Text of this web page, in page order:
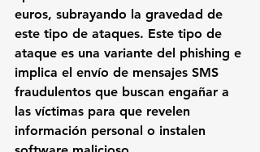
euros, subrayando la gravedad de
este tipo de ataques. Este tipo de
ataque es una variante del phishing e
implica el envío de mensajes SMS
fraudulentos que buscan engañar a
las víctimas para que revelen
información personal o instalen